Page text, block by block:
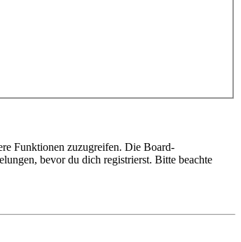
Funktionen zuzugreifen. Die Board-
bevor du dich registrierst. Bitte beachte